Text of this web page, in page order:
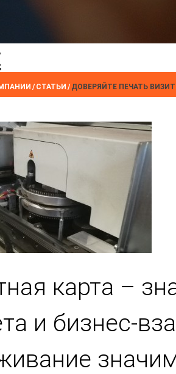
/ СТАТЬИ / ДОВЕРЯЙТЕ ПЕЧАТЬ
карта –
и бизнес-